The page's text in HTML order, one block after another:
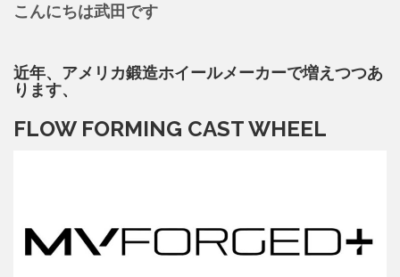
こんにちは武田です
近年、アメリカ鍛造ホイールメーカーで増えつつあ
ります、
FLOW FORMING CAST WHEEL